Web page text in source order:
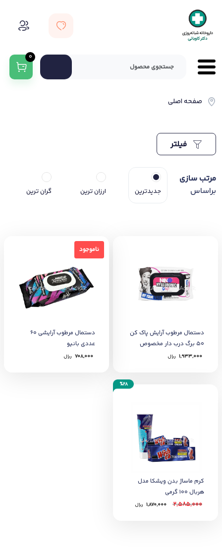
0
صفحه اصلی
مرتب سازی
براساس
جدیدترین ارزان ترین گران ترین
دستمال مرطوب آرايش پاک کن
50 برگ درب دار مخصوص
پوست خشک و نرمال نینو
1,933,000 ﷼
ناموجود
ناموجود
دستمال مرطوب آرایشی 60
عددی بانیو
708,000 ﷼
%28
کرم ماساژ بدن ویشکا مدل
هربال 100 گرمی
2,585,000
1,870,000 ﷼